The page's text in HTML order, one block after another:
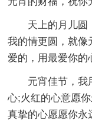
天上的月儿圆
我的情更圆，就像
爱的，用最爱你的
元宵佳节，我
心;火红的心意愿
真挚的心愿愿你永